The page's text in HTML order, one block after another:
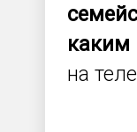
каким
на